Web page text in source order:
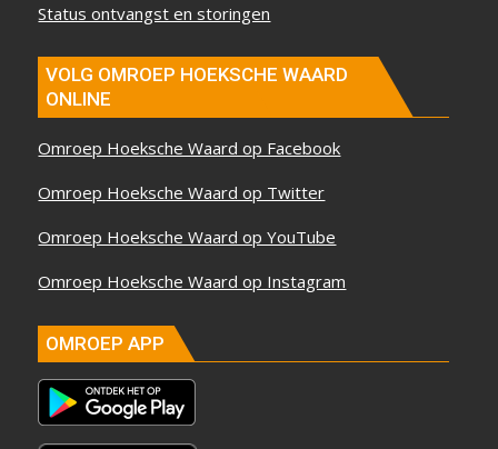
Status ontvangst en storingen
VOLG OMROEP HOEKSCHE WAARD
ONLINE
Omroep Hoeksche Waard op Facebook
Omroep Hoeksche Waard op Twitter
Omroep Hoeksche Waard op YouTube
Omroep Hoeksche Waard op Instagram
OMROEP APP